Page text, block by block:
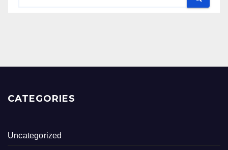
CATEGORIES
Uncategorized